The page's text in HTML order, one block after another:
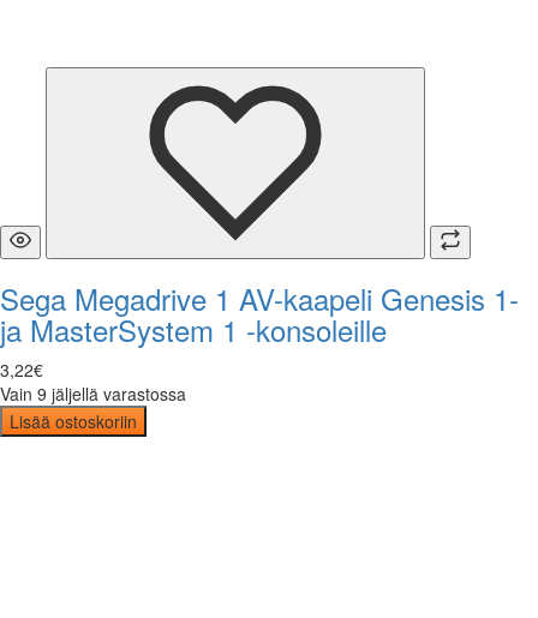
Sega Megadrive 1 AV-kaapeli Genesis 1-
ja MasterSystem 1 -konsoleille
3,22€
Vain 9 jäljellä varastossa
Lisää ostoskoriin